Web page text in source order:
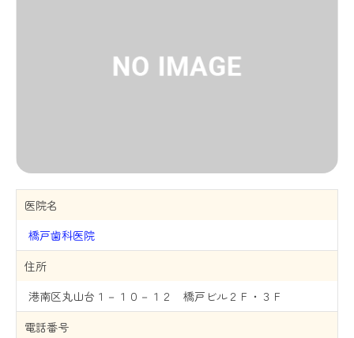
医院名
橋戸歯科医院
住所
港南区丸山台１－１０－１２ 橋戸ビル２Ｆ・３Ｆ
電話番号